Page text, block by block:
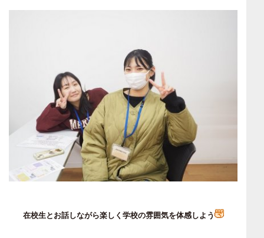
在校生とお話しながら楽しく学校の雰囲気を体感しよう